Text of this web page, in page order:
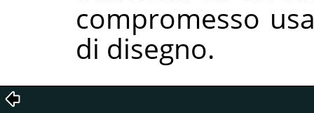
compromesso
di disegno.